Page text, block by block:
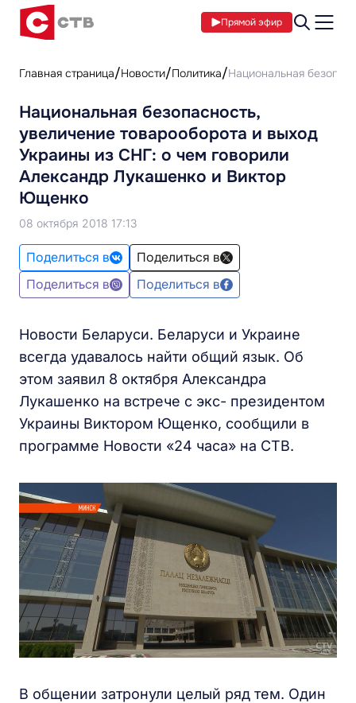
Прямой эфир
Главная страница Новости Политика Национальная
Национальная безопасность,
увеличение товарооборота и выход
Украины из СНГ: о чем говорили
Александр Лукашенко и Виктор
Ющенко
08 октября 2018 17:13
Поделиться в
Поделиться в
Поделиться в
Поделиться в
Новости Беларуси. Беларуси и Украине
всегда удавалось найти общий язык. Об
этом заявил 8 октября Александра
Лукашенко на встрече с экс- президентом
Украины Виктором Ющенко, сообщили в
программе Новости «24 часа» на СТВ.
В общении затронули целый ряд тем. Один